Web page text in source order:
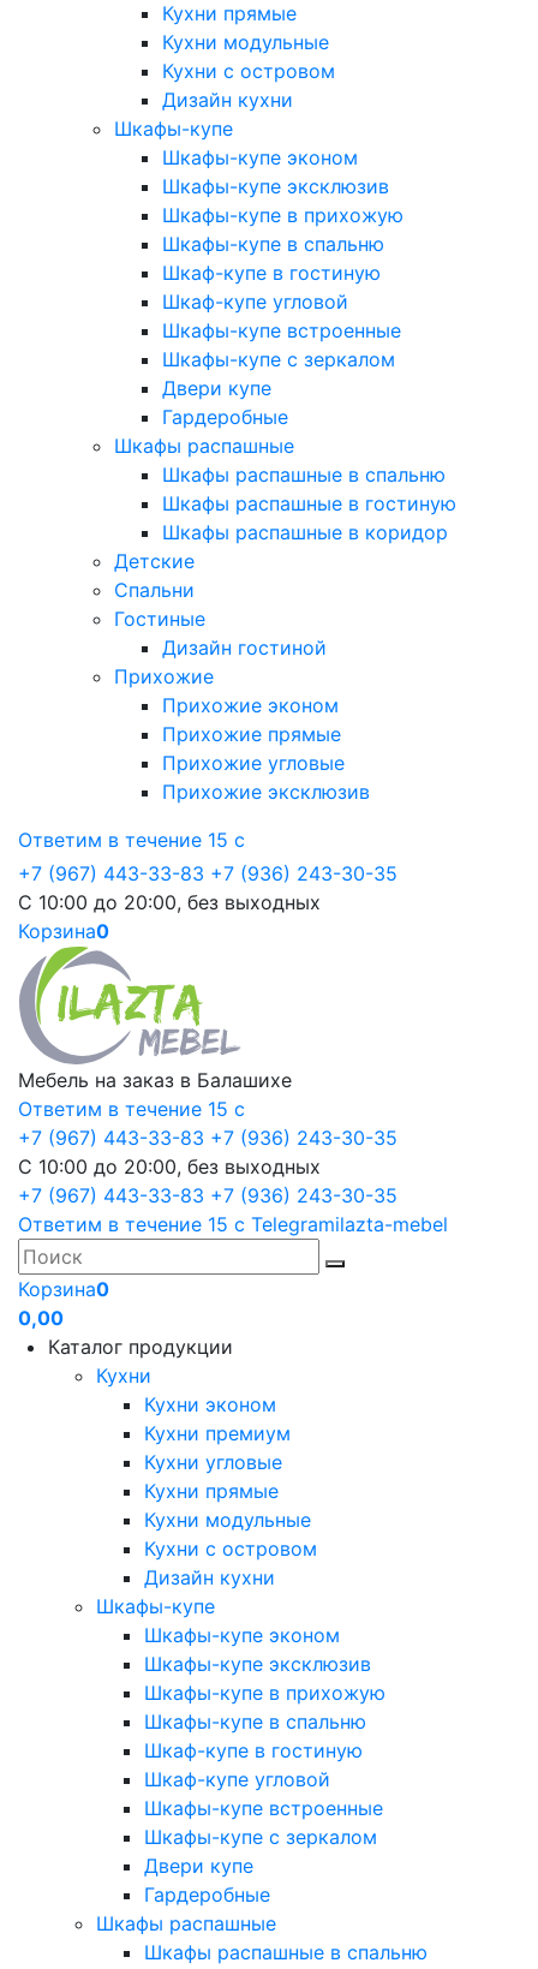
Кухни прямые
Кухни модульные
Кухни с островом
Дизайн кухни
Шкафы-купе
Шкафы-купе эконом
Шкафы-купе эксклюзив
Шкафы-купе в прихожую
Шкафы-купе в спальню
Шкаф-купе в гостиную
Шкаф-купе угловой
Шкафы-купе встроенные
Шкафы-купе с зеркалом
Двери купе
Гардеробные
Шкафы распашные
Шкафы распашные в спальню
Шкафы распашные в гостиную
Шкафы распашные в коридор
Детские
Спальни
Гостиные
Дизайн гостиной
Прихожие
Прихожие эконом
Прихожие прямые
Прихожие угловые
Прихожие эксклюзив
Ответим в течение 15 с
+7 (967) 443-33-83 +7 (936) 243-30-35
С 10:00 до 20:00, без выходных
Корзина0
Мебель на заказ в Балашихе
Ответим в течение 15 с
+7 (967) 443-33-83 +7 (936) 243-30-35
С 10:00 до 20:00, без выходных
+7 (967) 443-33-83 +7 (936) 243-30-35
Ответим в течение 15 с Telegramilazta-mebel
Корзина0
0,00
Каталог продукции
Кухни
Кухни эконом
Кухни премиум
Кухни угловые
Кухни прямые
Кухни модульные
Кухни с островом
Дизайн кухни
Шкафы-купе
Шкафы-купе эконом
Шкафы-купе эксклюзив
Шкафы-купе в прихожую
Шкафы-купе в спальню
Шкаф-купе в гостиную
Шкаф-купе угловой
Шкафы-купе встроенные
Шкафы-купе с зеркалом
Двери купе
Гардеробные
Шкафы распашные
Шкафы распашные в спальню